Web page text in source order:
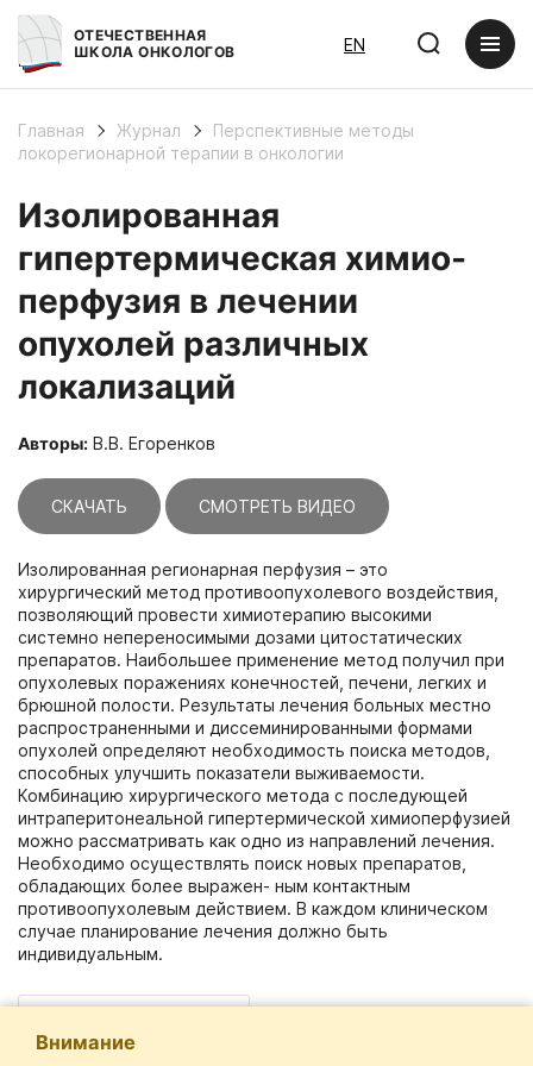
ОТЕЧЕСТВЕННАЯ
ШКОЛА ОНКОЛОГОВ
EN
Главная Журнал
Перспективные методы
локорегионарной терапии в онкологии
Изолированная
гипертермическая химио-
перфузия в лечении
опухолей различных
локализаций
Авторы: В.В. Егоренков
СКАЧАТЬ СМОТРЕТЬ ВИДЕО
Изолированная регионарная перфузия – это
хирургический метод противоопухолевого воздействия,
позволяющий провести химиотерапию высокими
системно непереносимыми дозами цитостатических
препаратов. Наибольшее применение метод получил при
опухолевых поражениях конечностей, печени, легких и
брюшной полости. Результаты лечения больных местно
распространенными и диссеминированными формами
опухолей определяют необходимость поиска методов,
способных улучшить показатели выживаемости.
Комбинацию хирургического метода с последующей
интраперитонеальной гипертермической химиоперфузией
можно рассматривать как одно из направлений лечения.
Необходимо осуществлять поиск новых препаратов,
обладающих более выражен- ным контактным
противоопухолевым действием. В каждом клиническом
случае планирование лечения должно быть
индивидуальным.
Внимание